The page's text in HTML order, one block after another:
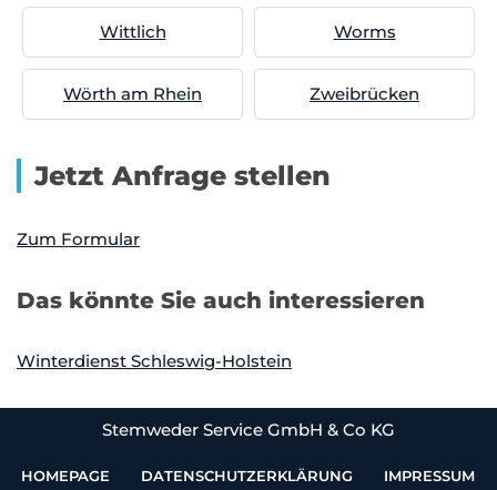
Wittlich Worms
Wörth am Rhein Zweibrücken
Jetzt Anfrage stellen
Zum Formular
Das könnte Sie auch interessieren
Winterdienst Schleswig-Holstein
Stemweder Service GmbH & Co KG
HOMEPAGE DATENSCHUTZERKLÄRUNG IMPRESSUM